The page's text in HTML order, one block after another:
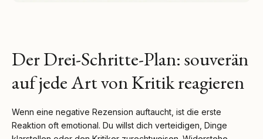
Der Drei-Schritte-Plan: souverän
auf jede Art von Kritik reagieren
Wenn eine negative Rezension auftaucht, ist die erste
Reaktion oft emotional. Du willst dich verteidigen, Dinge